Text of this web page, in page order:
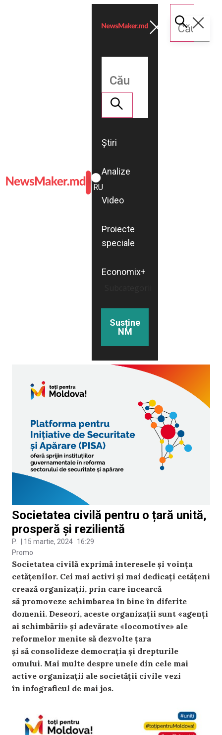
ROMÂNĂ
RU
Știri
Analize
Video
Proiecte
speciale
Economix+
Susține
NM
Societatea civilă pentru o țară unită,
prosperă și rezilientă
P. 15 martie, 2024 16:29
Promo
Societatea civilă exprimă interesele și voința
cetățenilor. Cei mai activi și mai dedicați cetățeni
crează organizații, prin care încearcă
să promoveze schimbarea în bine în diferite
domenii. Deseori, aceste organizații sunt «agenți
ai schimbării» și adevărate «locomotive» ale
reformelor menite să dezvolte țara
și să consolideze democrația și drepturile
omului. Mai multe despre unele din cele mai
active organizații ale societății civile vezi
în infograficul de mai jos.